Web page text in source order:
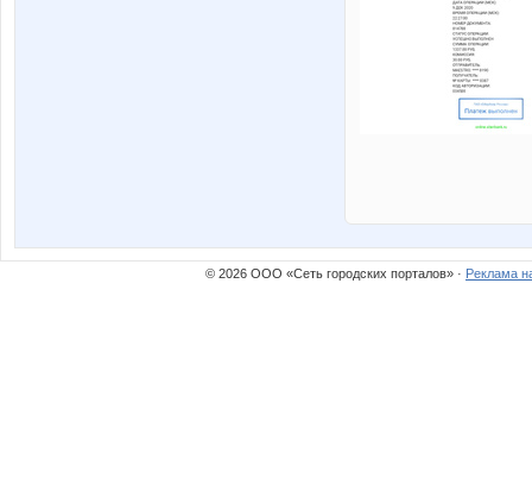
© 2026 ООО «Сеть городских порталов» · Реклама